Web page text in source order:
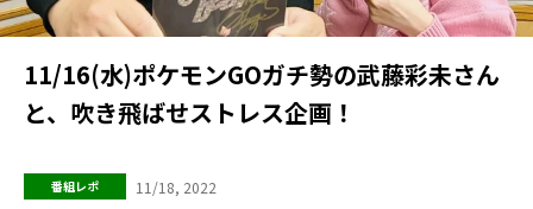
11/16(水)ポケモンGOガチ勢の武藤彩未さん
と、吹き飛ばせストレス企画！
番組レポ 11/18, 2022